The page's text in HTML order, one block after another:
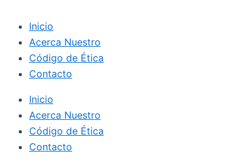
Inicio
Acerca Nuestro
Código de Ética
Contacto
Inicio
Acerca Nuestro
Código de Ética
Contacto